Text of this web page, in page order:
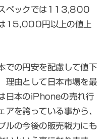
スペックでは113,800
は15,000円以上の値上
での円安を配慮して値下
理由として日本市場を最
日本のiPhoneの売れ行
アを誇っている事から、
ルの今後の販売戦力にも